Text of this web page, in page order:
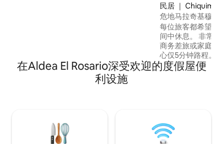
民居 ｜
危地马拉奇基穆拉
每位旅客都希望能
间中休息。 非常
商务差旅或家庭入
心仅5分钟路程。 我们房源附近的旅游景
点： -距离埃斯基
Paradigling
在Aldea El Rosario深受欢迎的度假屋便
利设施